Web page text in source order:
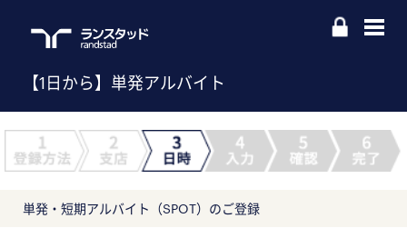
【1日から】単発アルバイト
単発・短期アルバイト（SPOT）のご登録